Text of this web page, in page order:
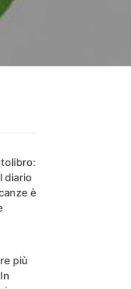
diario
è
più